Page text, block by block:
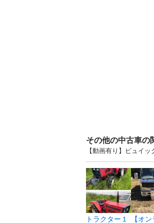
その他の中古車の
【動画有り】ビュイ
トラクター１
【オ